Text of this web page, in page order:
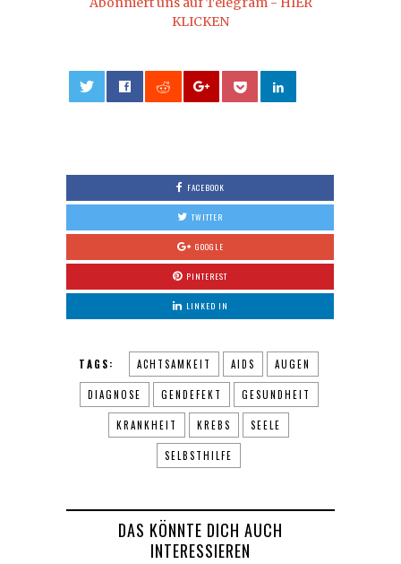
KLICKEN
FACEBOOK
TWITTER
GOOGLE
PINTEREST
LINKED IN
TAGS: ACHTSAMKEIT AIDS AUGEN
DIAGNOSE GENDEFEKT GESUNDHEIT
KRANKHEIT KREBS SEELE
SELBSTHILFE
DAS KÖNNTE DICH AUCH
INTERESSIEREN